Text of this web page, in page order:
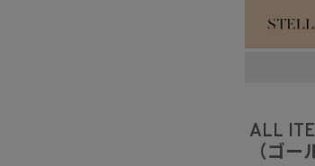
ALL
（ゴー